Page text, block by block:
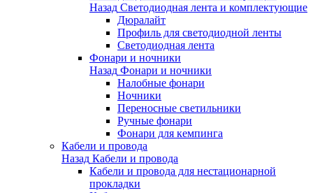
Назад Светодиодная лента и комплектующие
Дюралайт
Профиль для светодиодной ленты
Светодиодная лента
Фонари и ночники
Назад Фонари и ночники
Налобные фонари
Ночники
Переносные светильники
Ручные фонари
Фонари для кемпинга
Кабели и провода
Назад Кабели и провода
Кабели и провода для нестационарной
прокладки